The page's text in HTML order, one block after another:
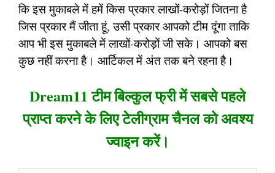
कि इस मुकाबले में हमें किस प्रकार लाखों-करोड़ों जितना है
जिस प्रकार मैं जीता हूं, उसी प्रकार आपको टीम दूंगा ताकि
आप भी इस मुकाबले में लाखों-करोड़ों जी सके। आपको बस
कुछ नहीं करना है। आर्टिकल में अंत तक बने रहना है।
Dream11 टीम बिल्कुल फ्री में सबसे पहले
प्राप्त करने के लिए टेलीग्राम चैनल को अवश्य
ज्वाइन करें।